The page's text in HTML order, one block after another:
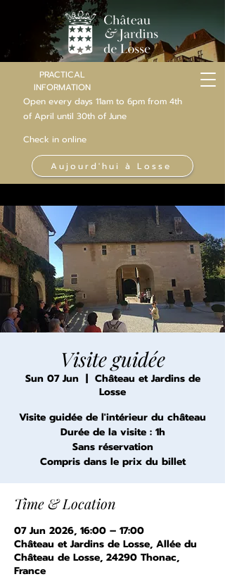
PRACTICAL
INFORMATION
Open every days 11am to 6pm from 4th
of April until 30th of June
Check in online
Aujourd'hui à Losse
Visite guidée
Sun 07 Jun
  |
Château et Jardins de
Losse
Visite guidée de l'intérieur du château
Durée de la visite : 1h
Sans réservation
Compris dans le prix du billet
Time & Location
07 Jun 2026, 16:00 – 17:00
Château et Jardins de Losse, Allée du
Château de Losse, 24290 Thonac,
France